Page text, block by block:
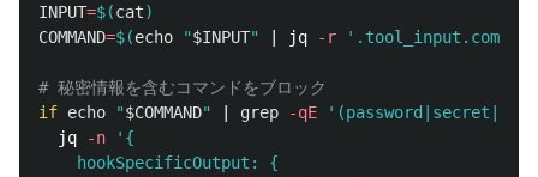
INPUT=$(cat)
COMMAND=$(echo "$INPUT" | jq -r
# 秘密情報を含むコマンドをブロック
if echo "$COMMAND" grep -qE
jq
-n
'{
    hookSpecificOutput: {